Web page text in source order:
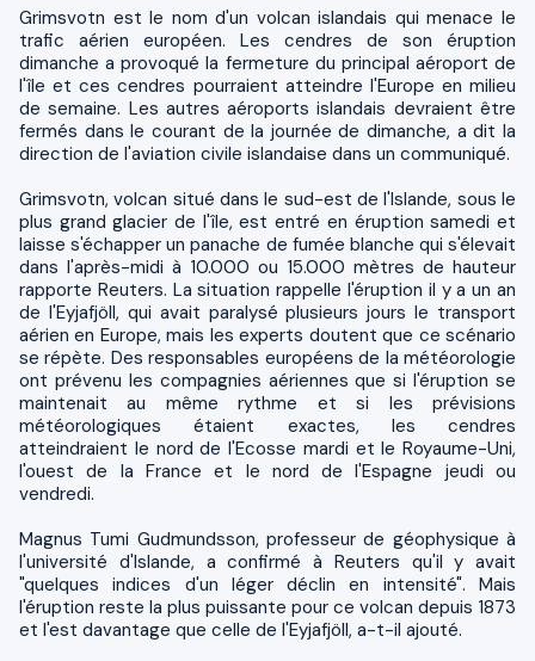
Grimsvotn est le nom d'un volcan islandais qui menace le
trafic aérien européen. Les cendres de son éruption
dimanche a provoqué la fermeture du principal aéroport de
l'île et ces cendres pourraient atteindre l'Europe en milieu
de semaine. Les autres aéroports islandais devraient être
fermés dans le courant de la journée de dimanche, a dit la
direction de l'aviation civile islandaise dans un communiqué.
Grimsvotn, volcan situé dans le sud-est de l'Islande, sous le
plus grand glacier de l'île, est entré en éruption samedi et
laisse s'échapper un panache de fumée blanche qui s'élevait
dans l'après-midi à 10.000 ou 15.000 mètres de hauteur
rapporte Reuters. La situation rappelle l'éruption il y a un an
de l'Eyjafjöll, qui avait paralysé plusieurs jours le transport
aérien en Europe, mais les experts doutent que ce scénario
se répète. Des responsables européens de la météorologie
ont prévenu les compagnies aériennes que si l'éruption se
maintenait au même rythme et si les prévisions
météorologiques étaient exactes, les cendres
atteindraient le nord de l'Ecosse mardi et le Royaume-Uni,
l'ouest de la France et le nord de l'Espagne jeudi ou
vendredi.
Magnus Tumi Gudmundsson, professeur de géophysique à
l'université d'Islande, a confirmé à Reuters qu'il y avait
"quelques indices d'un léger déclin en intensité". Mais
l'éruption reste la plus puissante pour ce volcan depuis 1873
et l'est davantage que celle de l'Eyjafjöll, a-t-il ajouté.